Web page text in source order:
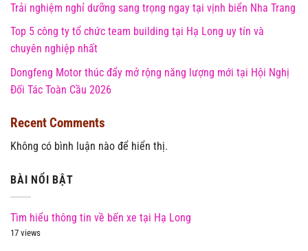
Trải nghiệm nghỉ dưỡng sang trọng ngay tại vịnh biển Nha Trang
Top 5 công ty tổ chức team building tại Hạ Long uy tín và
chuyên nghiệp nhất
Dongfeng Motor thúc đẩy mở rộng năng lượng mới tại Hội Nghị
Đối Tác Toàn Cầu 2026
Recent Comments
Không có bình luận nào để hiển thị.
BÀI NỔI BẬT
Tìm hiểu thông tin về bến xe tại Hạ Long
17 views